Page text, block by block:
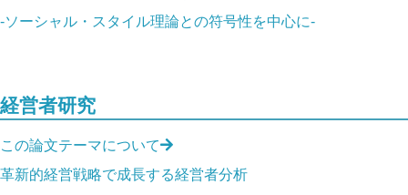
-ソーシャル・スタイル理論との符号性を中心に-
経営者研究
この論文テーマについて
革新的経営戦略で成長する経営者分析